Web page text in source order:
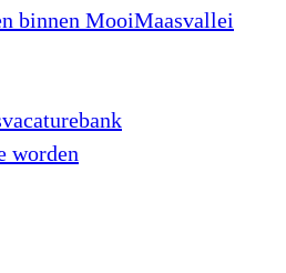
binnen MooiMaasvallei
worden